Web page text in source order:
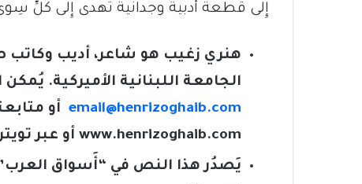
إِلى قطعة أَدبية وجدانية تُهدى إِلى كلِّ
هنري زغيب هو شاعر، أديب وكاتب
الجامعة اللبنانية الأميركية.
email@henrizoghaib.com أو
www.henrizoghaib.com أو عبر
يَصدُر هذا النص في “أَسواق العرب”